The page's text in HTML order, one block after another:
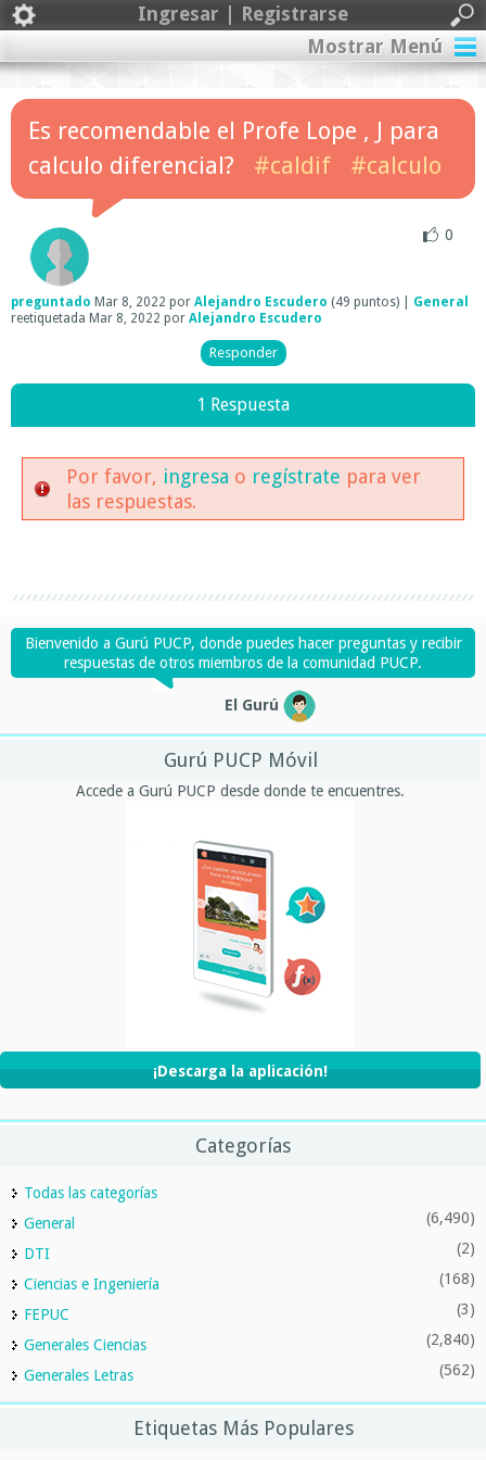
Ingresar | Registrarse
Mostrar Menú
Es recomendable el Profe Lope , J para
calculo diferencial?
#caldif #calculo
0
preguntado Mar 8, 2022 por Alejandro Escudero (49 puntos)
General
reetiquetada Mar 8, 2022 por Alejandro Escudero
1 Respuesta
Por favor, ingresa o regístrate para ver
las respuestas.
Bienvenido a Gurú PUCP, donde puedes hacer preguntas y recibir
respuestas de otros miembros de la comunidad PUCP.
El Gurú
Gurú PUCP Móvil
Accede a Gurú PUCP desde donde te encuentres.
¡Descarga la aplicación!
Categorías
Todas las categorías
General
(6,490)
DTI (2)
Ciencias e Ingeniería (168)
FEPUC (3)
Generales Ciencias (2,840)
Generales Letras (562)
Etiquetas Más Populares